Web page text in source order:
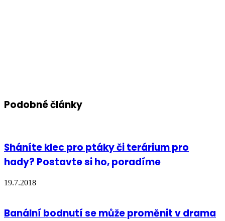
Podobné články
Sháníte klec pro ptáky či terárium pro
hady? Postavte si ho, poradíme
19.7.2018
Banální bodnutí se může proměnit v drama